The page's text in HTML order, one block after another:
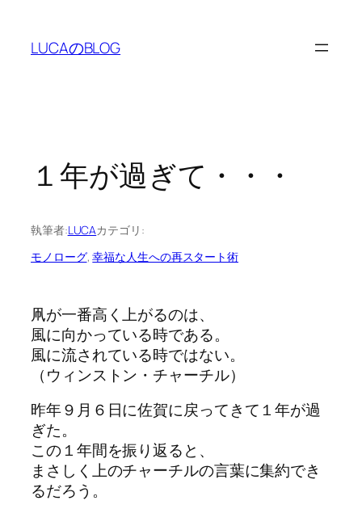
LUCAのBLOG
１年が過ぎて・・・
執筆者:LUCAカテゴリ:
モノローグ, 幸福な人生への再スタート術
凧が一番高く上がるのは、
風に向かっている時である。
風に流されている時ではない。
（ウィンストン・チャーチル）
昨年９月６日に佐賀に戻ってきて１年が過
ぎた。
この１年間を振り返ると、
まさしく上のチャーチルの言葉に集約でき
るだろう。